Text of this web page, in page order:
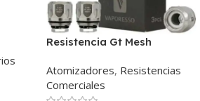
Resistencia Gt Mesh
Atomizadores, Resistencias
Comerciales